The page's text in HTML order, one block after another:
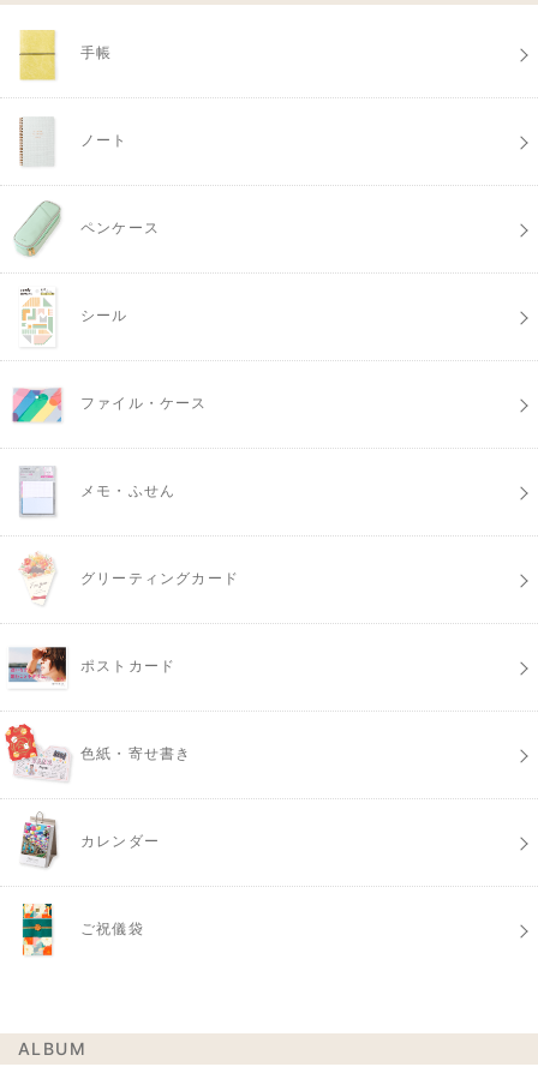
手帳
ノート
ペンケース
シール
ファイル・ケース
メモ・ふせん
グリーティングカード
ポストカード
色紙・寄せ書き
カレンダー
ご祝儀袋
ALBUM